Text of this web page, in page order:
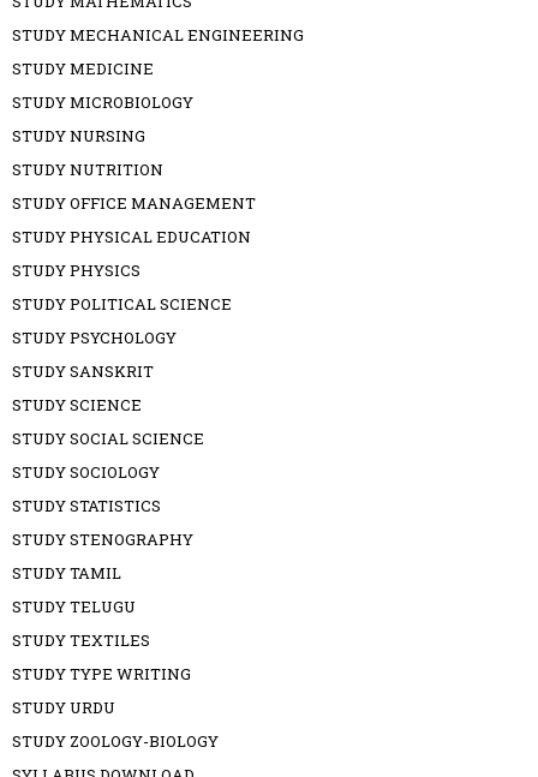
STUDY MECHANICAL ENGINEERING
STUDY MEDICINE
STUDY MICROBIOLOGY
STUDY NURSING
STUDY NUTRITION
STUDY OFFICE MANAGEMENT
STUDY PHYSICAL EDUCATION
STUDY PHYSICS
STUDY POLITICAL SCIENCE
STUDY PSYCHOLOGY
STUDY SANSKRIT
STUDY SCIENCE
STUDY SOCIAL SCIENCE
STUDY SOCIOLOGY
STUDY STATISTICS
STUDY STENOGRAPHY
STUDY TAMIL
STUDY TELUGU
STUDY TEXTILES
STUDY TYPE WRITING
STUDY URDU
STUDY ZOOLOGY-BIOLOGY